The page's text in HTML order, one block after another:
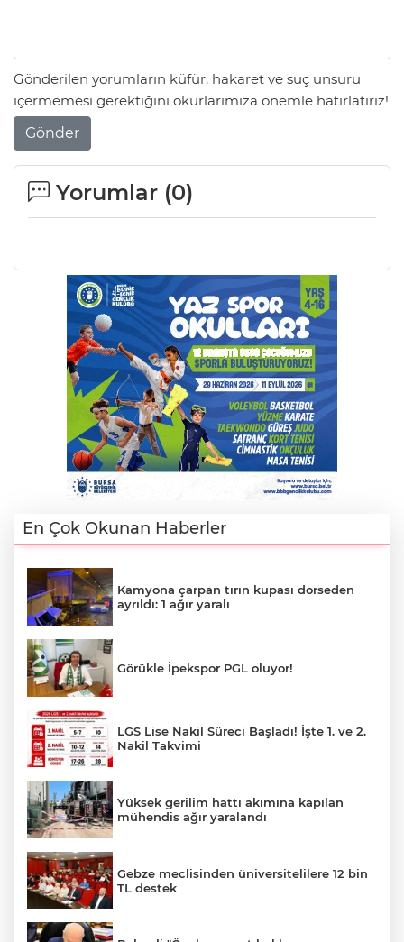
Gönderilen yorumların küfür, hakaret ve suç unsuru
içermemesi gerektiğini okurlarımıza önemle hatırlatırız!
Gönder
Yorumlar (0)
En Çok Okunan Haberler
Kamyona çarpan tırın kupası dorseden
ayrıldı: 1 ağır yaralı
Görükle İpekspor PGL oluyor!
LGS Lise Nakil Süreci Başladı! İşte 1. ve 2.
Nakil Takvimi
Yüksek gerilim hattı akımına kapılan
mühendis ağır yaralandı
Gebze meclisinden üniversitelilere 12 bin
TL destek